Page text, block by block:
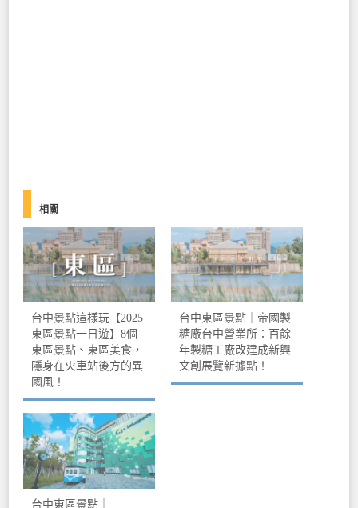
相關
台中景點這樣玩【2025
東區景點一日遊】8個
東區景點、東區美食，
隱身在火車站後方的異
國風！
台中東區景點｜帝國製
糖廠台中營業所：百餘
年製糖工廠改建成新興
文創展覽新據點！
台中東區景點｜